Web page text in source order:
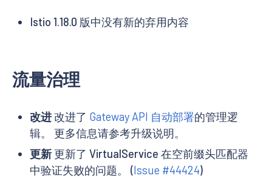
Istio 1.18.0 版中没有新的弃用内容
流量治理
改进改进了 Gateway API 自动部署的管理逻
辑。 更多信息请参考升级说明。
更新更新了 VirtualService 在空前缀头匹配器
中验证失败的问题。 (Issue #44424)